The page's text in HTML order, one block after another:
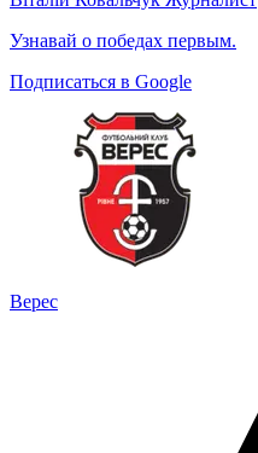
Узнавай о победах первым.
Подписаться в Google
Верес